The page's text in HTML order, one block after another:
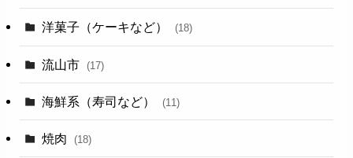
洋菓子（ケーキなど） (18)
流山市 (17)
海鮮系（寿司など） (11)
焼肉 (18)